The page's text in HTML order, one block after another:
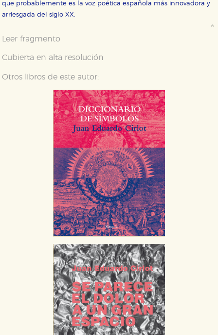
que probablemente es la voz poética española más innovadora y
arriesgada del siglo XX.
Leer fragmento
Cubierta en alta resolución
Otros libros de este autor: